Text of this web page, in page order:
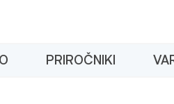
PRIROČNIKI